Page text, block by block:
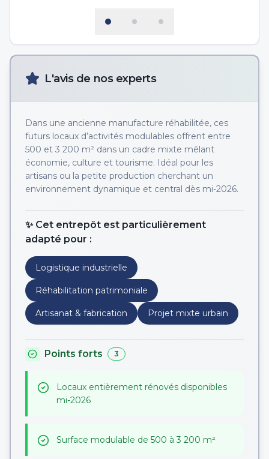
L'avis de nos experts
Dans une ancienne manufacture réhabilitée, ces
futurs locaux d’activités modulables offrent entre
500 et 3 200 m² dans un cadre mixte mêlant
économie, culture et tourisme. Idéal pour les
artisans ou la petite production cherchant un
environnement dynamique et central dès mi-2026.
✨ Cet entrepôt est particulièrement
adapté pour :
Logistique industrielle
Réhabilitation patrimoniale
Artisanat & fabrication Projet mixte urbain
Points forts 3
Locaux entièrement rénovés disponibles
mi-2026
Surface modulable de 500 à 3 200 m²